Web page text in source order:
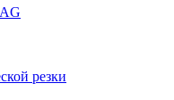
резки